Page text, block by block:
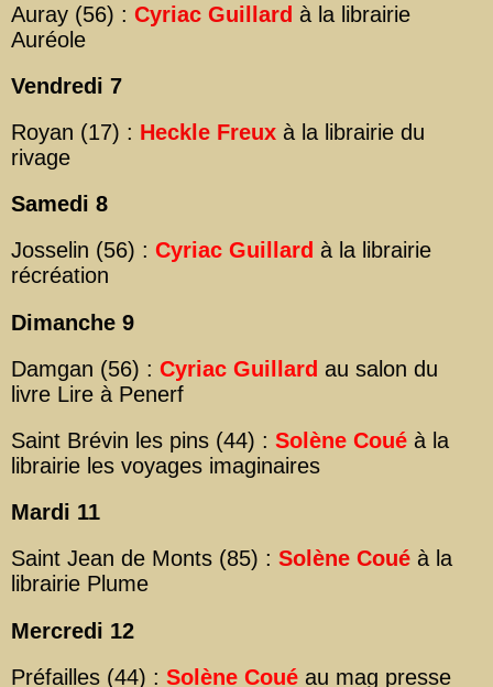
Auray (56) : Cyriac Guillard à la librairie
Auréole
Vendredi 7
Royan (17) : Heckle Freux à la librairie du
rivage
Samedi 8
Josselin (56) : Cyriac Guillard à la librairie
récréation
Dimanche 9
Damgan (56) : Cyriac Guillard au salon du
livre Lire à Penerf
Saint Brévin les pins (44) : Solène Coué à la
librairie les voyages imaginaires
Mardi 11
Saint Jean de Monts (85) : Solène Coué à la
librairie Plume
Mercredi 12
Préfailles (44) : Solène Coué au mag presse